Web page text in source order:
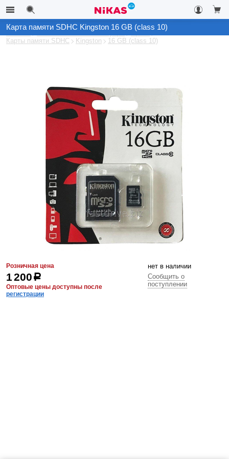
Каталог Автомобильные аксессуары
Архив
Карты памяти SDHC
Kingston 16 GB (class 10)
Карта памяти SDHC Kingston 16 GB (class 10)
Розничная цена
1 200р
Оптовые цены доступны после
регистрации
нет в наличии
Сообщить о
поступлении